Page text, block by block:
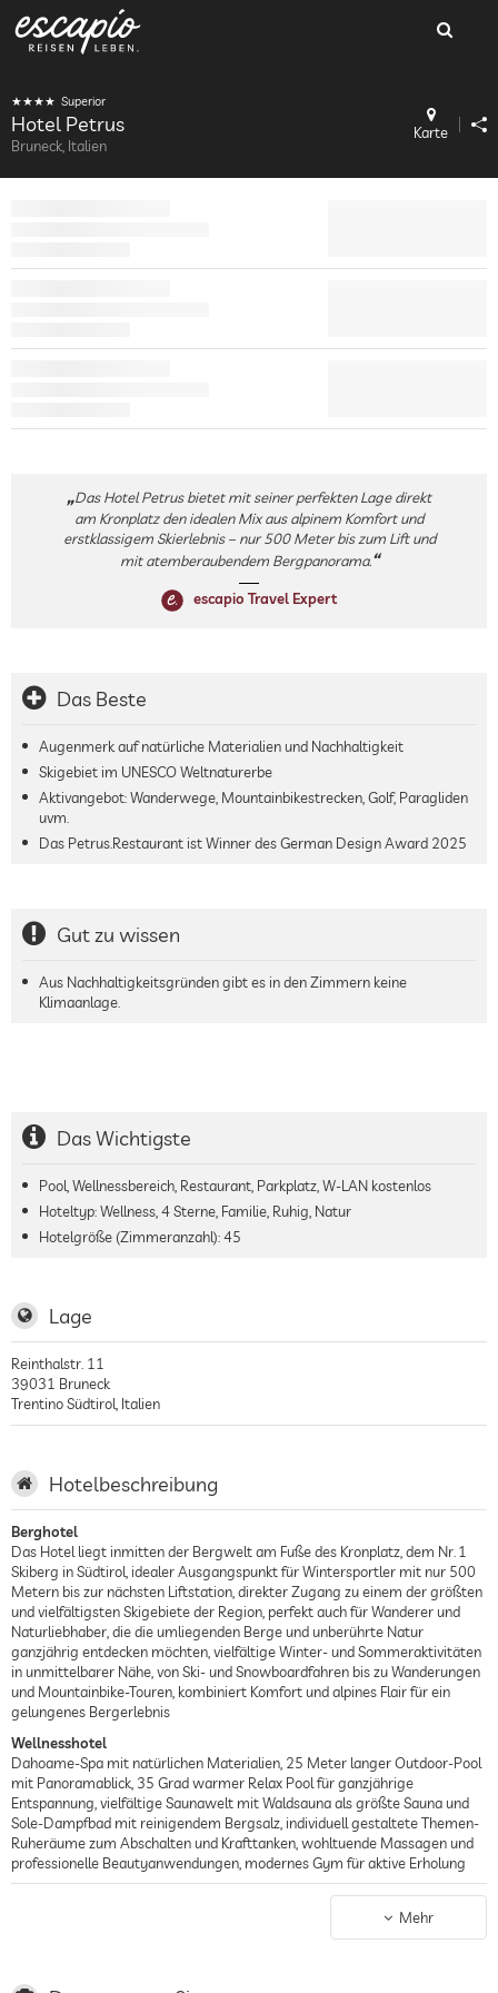
Superior
Hotel Petrus
Bruneck, Italien
Karte
Das Hotel Petrus bietet mit seiner perfekten Lage direkt
am Kronplatz den idealen Mix aus alpinem Komfort und
erstklassigem Skierlebnis – nur 500 Meter bis zum Lift und
mit atemberaubendem Bergpanorama.
escapio Travel Expert
Das Beste
Augenmerk auf natürliche Materialien und Nachhaltigkeit
Skigebiet im UNESCO Weltnaturerbe
Aktivangebot: Wanderwege, Mountainbikestrecken, Golf, Paragliden
uvm.
Das Petrus.Restaurant ist Winner des German Design Award 2025
Gut zu wissen
Aus Nachhaltigkeitsgründen gibt es in den Zimmern keine
Klimaanlage.
Das Wichtigste
Pool, Wellnessbereich, Restaurant, Parkplatz, W-LAN kostenlos
Hoteltyp: Wellness, 4 Sterne, Familie, Ruhig, Natur
Hotelgröße (Zimmeranzahl):45
Lage
Reinthalstr. 11
39031 Bruneck
Trentino Südtirol Italien
Hotelbeschreibung
Berghotel
Das Hotel liegt inmitten der Bergwelt am Fuße des Kronplatz, dem Nr. 1
Skiberg in Südtirol, idealer Ausgangspunkt für Wintersportler mit nur 500
Metern bis zur nächsten Liftstation, direkter Zugang zu einem der größten
und vielfältigsten Skigebiete der Region, perfekt auch für Wanderer und
Naturliebhaber, die die umliegenden Berge und unberührte Natur
ganzjährig entdecken möchten, vielfältige Winter- und Sommeraktivitäten
in unmittelbarer Nähe, von Ski- und Snowboardfahren bis zu Wanderungen
und Mountainbike-Touren, kombiniert Komfort und alpines Flair für ein
gelungenes Bergerlebnis
Wellnesshotel
Dahoame-Spa mit natürlichen Materialien, 25 Meter langer Outdoor-Pool
mit Panoramablick, 35 Grad warmer Relax Pool für ganzjährige
Entspannung, vielfältige Saunawelt mit Waldsauna als größte Sauna und
Sole-Dampfbad mit reinigendem Bergsalz, individuell gestaltete Themen-
Ruheräume zum Abschalten und Krafttanken, wohltuende Massagen und
professionelle Beautyanwendungen, modernes Gym für aktive Erholung
Vielfach regional, hausgemacht oder direkt aus dem eigenen Garten, Fine-
Dining-Erlebnisse im Restaurant Kaminstube mit ausschließlich regionalen
Mehr